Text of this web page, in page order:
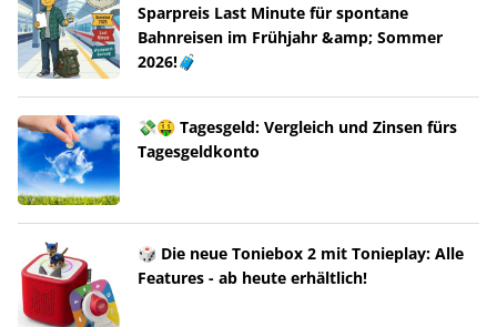
Sparpreis Last Minute für spontane
Bahnreisen im Frühjahr &amp; Sommer
2026!🧳
💸🤑 Tagesgeld: Vergleich und Zinsen fürs
Tagesgeldkonto
🎲 Die neue Toniebox 2 mit Tonieplay: Alle
Features - ab heute erhältlich!